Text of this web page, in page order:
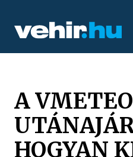
A VMETEO
HOGYAN